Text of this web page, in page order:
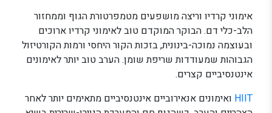
אימוני קרדיו וריצה מושפעים מטמפרטורת הגוף וממחזור
הלב-כלי דם. הבוקר המוקדם טוב לאימוני קרדיו ארוכים
ובעוצמה נמוכה-בינונית, בזכות הקור היחסי ורמות הקורטיזול
הגבוהות שמעודדות שריפת שומן. הערב טוב יותר לאימונים
אינטנסיביים קצרים.
HIIT ואימונים אנאירוביים אינטנסיביים מתאימים יותר לאחר